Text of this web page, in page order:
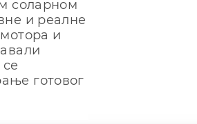
соларном
и реалне
и
готовог